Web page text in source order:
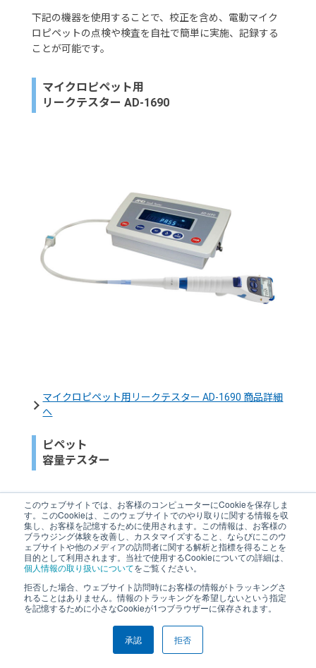
このウェブサイトでは、お客様のコンピューターにCookieを保存しま
す。このCookieは、このウェブサイトでのやり取りに関する情報を収
集し、お客様を記憶するために使用されます。この情報は、お客様の
ブラウジング体験を改善し、カスタマイズすること、ならびにこのウ
ェブサイトや他のメディアの訪問者に関する解析と指標を得ることを
目的として利用されます。当社で使用するCookieについての詳細は、
個人情報の取り扱いについてをご覧ください。
拒否した場合、ウェブサイト訪問時にお客様の情報がトラッキングさ
れることはありません。情報のトラッキングを希望しないという指定
を記憶するために小さなCookieが1つブラウザーに保存されます。
承認 拒否
下記の機器を使用することで、校正を含め、電動マイク
ロピペットの点検や検査を自社で簡単に実施、記録する
ことが可能です。
マイクロピペット用
リークテスター AD-1690
マイクロピペット用リークテスター AD-1690 商品詳細
へ
ピペット
容量テスター